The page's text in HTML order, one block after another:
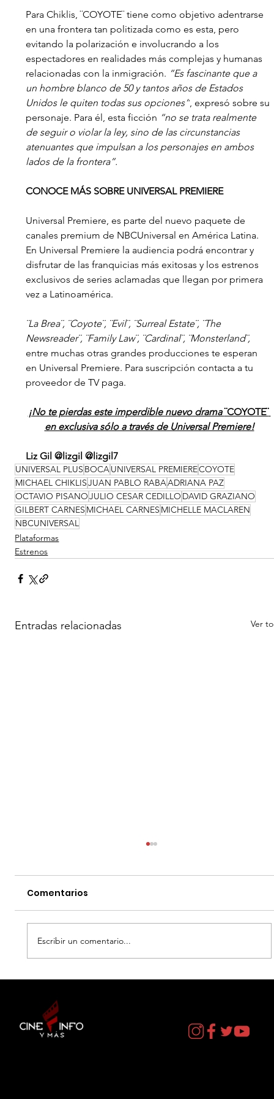
Para Chiklis, ¨COYOTE¨ tiene como objetivo adentrarse
en una frontera tan politizada como es esta, pero
evitando la polarización e involucrando a los
espectadores en realidades más complejas y humanas
relacionadas con la inmigración. “Es fascinante que a
un hombre blanco de 50 y tantos años de Estados
Unidos le quiten todas sus opciones”, expresó sobre su
personaje. Para él, esta ficción “no se trata realmente
de seguir o violar la ley, sino de las circunstancias
atenuantes que impulsan a los personajes en ambos
lados de la frontera”.
CONOCE MÁS SOBRE UNIVERSAL PREMIERE
Universal Premiere, es parte del nuevo paquete de
canales premium de NBCUniversal en América Latina.
En Universal Premiere la audiencia podrá encontrar y
disfrutar de las franquicias más exitosas y los estrenos
exclusivos de series aclamadas que llegan por primera
vez a Latinoamérica.
¨La Brea¨, ¨Coyote¨, ¨Evil¨, ¨Surreal Estate¨, ¨The
Newsreader¨, ¨Family Law¨, ¨Cardinal¨, ¨Monsterland¨,
entre muchas otras grandes producciones te esperan
en Universal Premiere. Para suscripción contacta a tu
proveedor de TV paga.
¡No te pierdas este imperdible nuevo drama ¨COYOTE¨
en exclusiva sólo a través de Universal Premiere!
Liz Gil @lizgil @lizgil7
UNIVERSAL PLUS BOCAUNIVERSAL PREMIERECOYOTE
MICHAEL CHIKLISJUAN PABLO RABAADRIANA PAZ
OCTAVIO PISANOJULIO CESAR CEDILLO DAVID GRAZIANO
GILBERT CARNES MICHAEL CARNES MICHELLE MACLAREN
NBCUNIVERSAL
Plataformas
Estrenos
Entradas relacionadas Ver
CURIOSOS por LIZ GIL
Comentarios
Escribir un comentario...